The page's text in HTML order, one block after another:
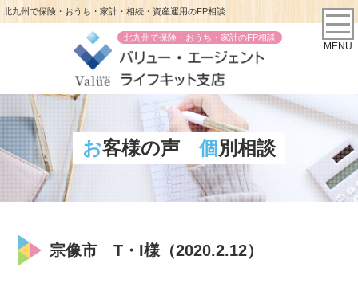
北九州で保険・おうち・家計・相続・資産運用のFP相談
北九州で保険・おうち・家計のFP相談
MENU
お客様の声 個別相談
宗像市 T・I様（2020.2.12）